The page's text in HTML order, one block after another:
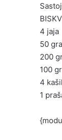
4 jaja
50
200
100
4
1